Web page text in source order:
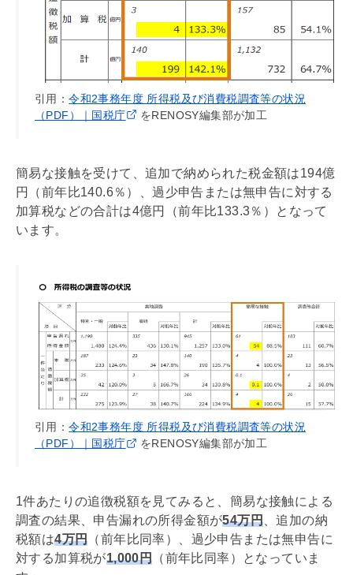
引用：令和2事務年度 所得税及び消費税調査等の状況
（PDF）｜国税庁
をRENOSY編集部が加工
簡易な接触を受けて、追加で納められた税金額は194億
円（前年比140.6％）、過少申告または無申告に対する
加算税などの合計は4億円（前年比133.3％）となって
います。
引用：令和2事務年度 所得税及び消費税調査等の状況
（PDF）｜国税庁
をRENOSY編集部が加工
1件あたりの追徴税額を見てみると、簡易な接触による
調査の結果、申告漏れの所得金額が54万円、追加の納
税額は4万円 （前年比同率）、過少申告または無申告に
対する加算税が1,000円 （前年比同率）となっていま